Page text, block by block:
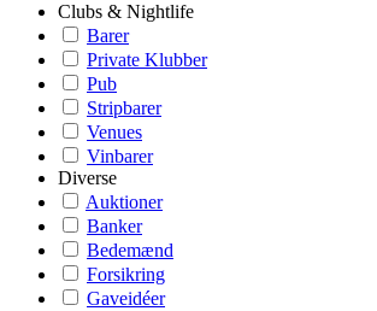
Clubs & Nightlife
Barer
Private Klubber
Pub
Stripbarer
Venues
Vinbarer
Diverse
Auktioner
Banker
Bedemænd
Forsikring
Gaveidéer